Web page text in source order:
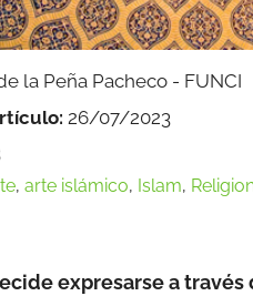
la Peña Pacheco - FUNCI
26/07/2023
, arte islámico, Islam,
expresarse a